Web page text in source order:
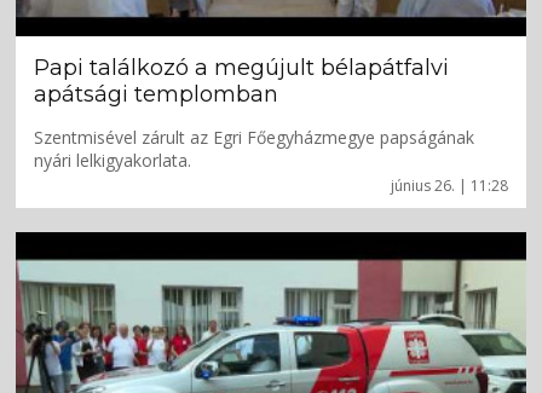
június 26. | 11:28
Papi találkozó a megújult bélapátfalvi
apátsági templomban
Szentmisével zárult az Egri Főegyházmegye papságának
nyári lelkigyakorlata.